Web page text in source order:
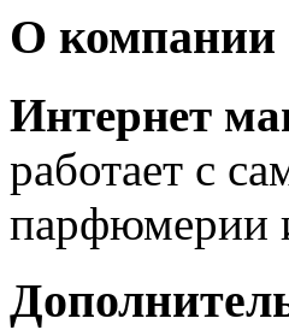
О компании
Интернет
работает с
парфюмерии